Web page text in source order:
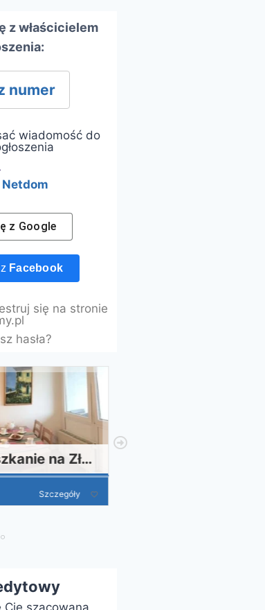
z właścicielem
numer
wiadomość do
z Google
Facebook
się na stronie
hasła?
Sprzedam mieszkanie na Złotych Łanach w Bielsku-Białej – 3 pokoje
Szczegóły
Cię szacowana